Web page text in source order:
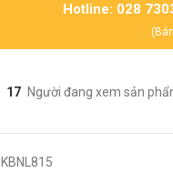
Hotline: 028
17 Người đang xem sản
KBNL815